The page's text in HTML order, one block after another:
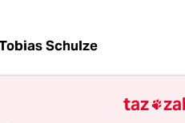
Schulze
folgt
taz 